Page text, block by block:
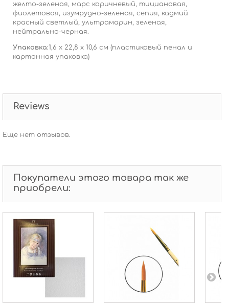
желто-зеленая, марс коричневый, тициановая,
фиолетовая, изумрудно-зеленая, сепия, кадмий
красный светлый, ультрамарин, зеленая,
нейтрально-черная.
Упаковка:1,6 x 22,8 x 10,6 см (пластиковый пенал и
картонная упаковка)
Reviews
Еще нет отзывов.
Покупатели этого товара так же
приобрели: